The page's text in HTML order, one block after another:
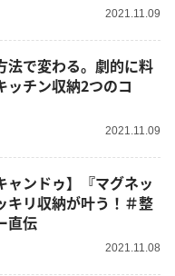
2021.11.09
法で変わる。劇的に料
ッチン収納2つのコ
2021.11.09
ャンドゥ】『マグネッ
キリ収納が叶う！＃整
直伝
2021.11.08